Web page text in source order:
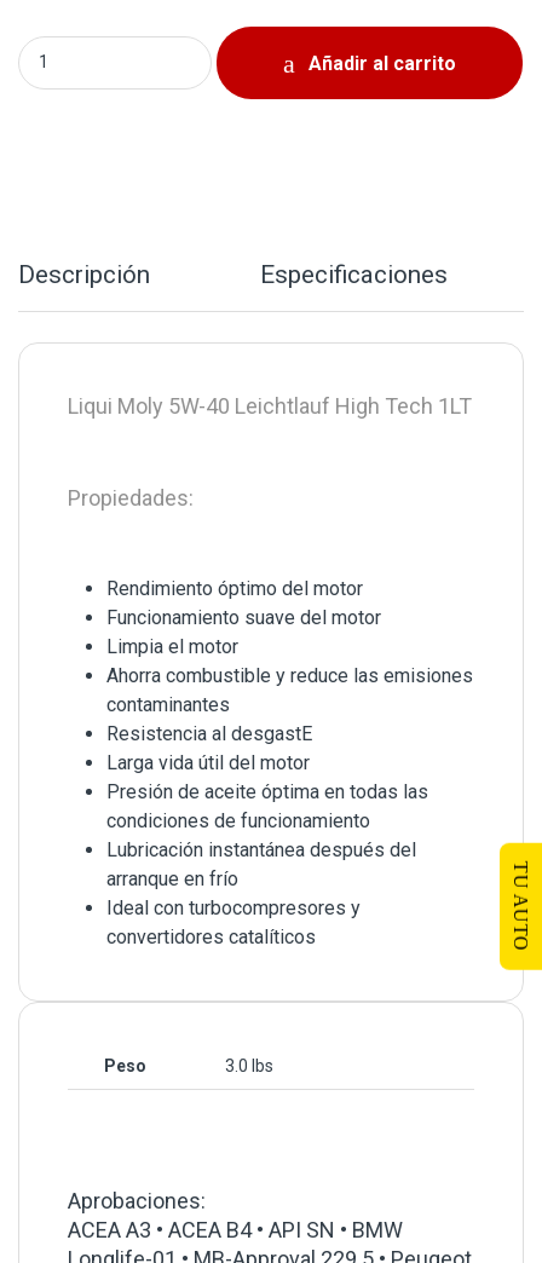
Liqui Moly 5W-40 Leichtlauf High Tech 1LT quantity
Añadir al carrito
Descripción Especificaciones
Liqui Moly 5W-40 Leichtlauf High Tech 1LT
Propiedades:
Rendimiento óptimo del motor
Funcionamiento suave del motor
Limpia el motor
Ahorra combustible y reduce las emisiones
contaminantes
Resistencia al desgastE
Larga vida útil del motor
Presión de aceite óptima en todas las
condiciones de funcionamiento
Lubricación instantánea después del
arranque en frío
Ideal con turbocompresores y
convertidores catalíticos
Peso 3.0 lbs
Aprobaciones:
ACEA A3 • ACEA B4 • API SN • BMW
TU AUTO